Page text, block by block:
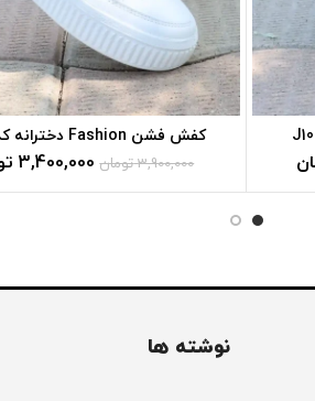
کفش فشن Fashion دخترانه کد AM9
3,900,000 تومان 3,400,000
نوشته ها